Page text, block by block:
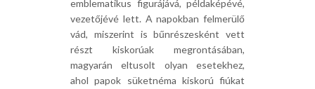
emblematikus figurájává, példaképévé,
vezetőjévé lett. A napokban felmerülő
vád, miszerint is bűnrészesként vett
részt kiskorúak megrontásában,
magyarán eltusolt olyan esetekhez,
ahol papok süketnéma kiskorú fiúkat